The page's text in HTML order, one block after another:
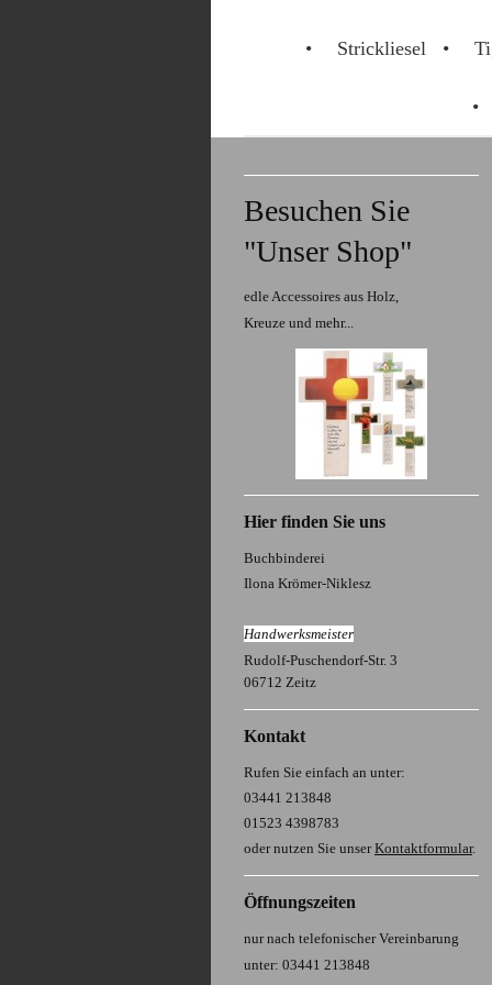
Strickliesel
Besuchen Sie
"Unser Shop"
edle Accessoires aus Holz,
Kreuze und mehr...
Hier finden Sie uns
Buchbinderei
Ilona Krömer-Niklesz
Handwerksmeister
Rudolf-Puschendorf-Str. 3
06712 Zeitz
Kontakt
Rufen Sie einfach an unter:
03441 213848
01523 4398783
oder nutzen Sie unserKontaktformular.
Öffnungszeiten
nur nach telefonischer Vereinbarung
unter: 03441 213848